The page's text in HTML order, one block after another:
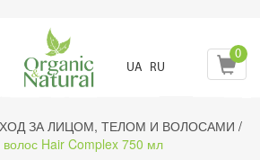
UA RU
0
ЗА ЛИЦОМ, ТЕЛОМ И ВОЛОСАМИ /
волос Hair Complex 750 мл